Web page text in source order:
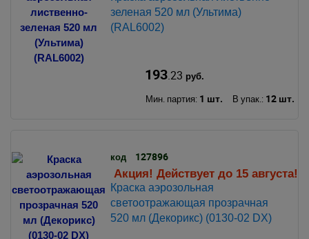
зеленая 520 мл (Ультима)
(RAL6002)
193.23 руб.
Мин. партия: 1 шт. В упак.: 12 шт.
код
127896
Акция! Действует до 15 августа!
Краска аэрозольная
светоотражающая прозрачная
520 мл (Декорикс) (0130-02 DX)